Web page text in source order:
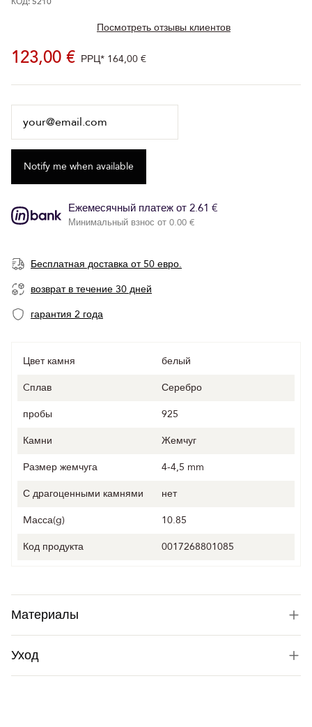
Посмотреть отзывы клиентов
123,00 € РРЦ* 164,00 €
Ежемесячный платеж от 2.61 €
Минимальный взнос от 0.00 €
Бесплатная доставка от 50 евро.
возврат в течение 30 дней
гарантия 2 года
Цвет камня
белый
Cплав
Серебро
пробы
925
Камни
Жемчуг
Размер жемчуга
4-4,5 mm
С драгоценными камнями
нет
Mасса(g)
10.85
Код продукта
0017268801085
Материалы
Уход